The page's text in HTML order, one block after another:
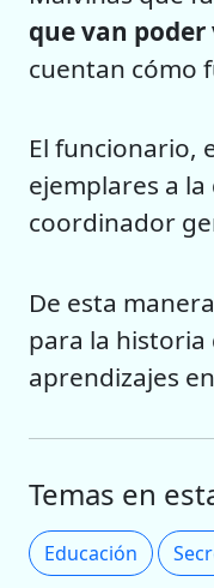
que van
cuentan cómo
El funcionario,
ejemplares a la
coordinador
De esta
para la historia
aprendizajes
Temas en
Educación